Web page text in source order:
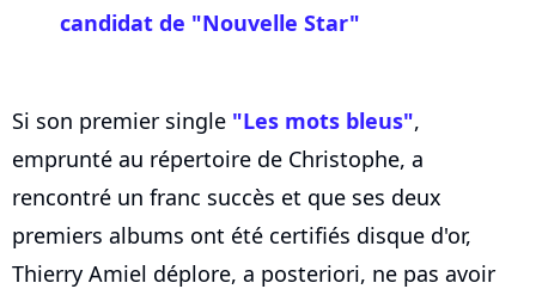
candidat de "Nouvelle Star"
Si son premier single "Les mots bleus",
emprunté au répertoire de Christophe, a
rencontré un franc succès et que ses deux
premiers albums ont été certifiés disque d'or,
Thierry Amiel déplore, a posteriori, ne pas avoir